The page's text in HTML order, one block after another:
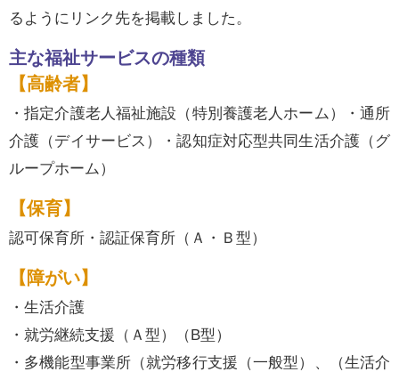
るようにリンク先を掲載しました。
主な福祉サービスの種類
【高齢者】
・指定介護老人福祉施設（特別養護老人ホーム）・通所
介護（デイサービス）・認知症対応型共同生活介護（グ
ループホーム）
【保育】
認可保育所・認証保育所（Ａ・Ｂ型）
【障がい】
・生活介護
・就労継続支援（Ａ型）（B型）
・多機能型事業所（就労移行支援（一般型）、（生活介